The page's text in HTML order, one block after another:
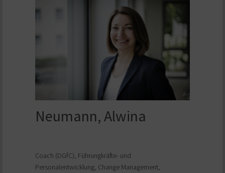
Neumann, Alwina
Coach (DGfC), Führungkräfte- und
Personalentwicklung, Change Management,